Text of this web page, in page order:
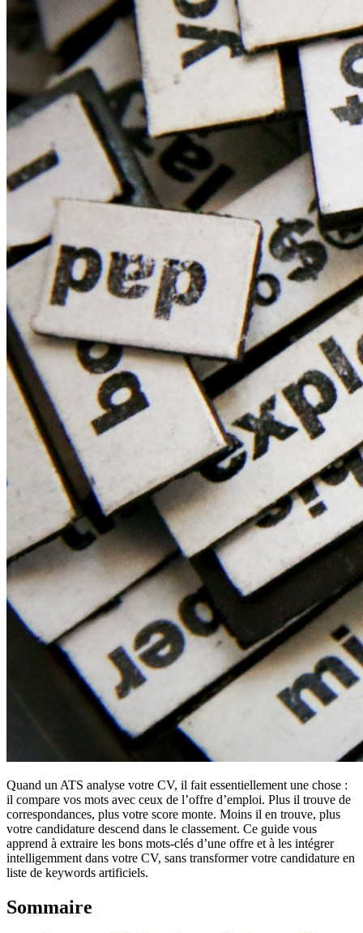
Quand un ATS analyse votre CV, il fait essentiellement une chose :
il compare vos mots avec ceux de l’offre d’emploi. Plus il trouve de
correspondances, plus votre score monte. Moins il en trouve, plus
votre candidature descend dans le classement. Ce guide vous
apprend à extraire les bons mots-clés d’une offre et à les intégrer
intelligemment dans votre CV, sans transformer votre candidature en
liste de keywords artificiels.
Sommaire